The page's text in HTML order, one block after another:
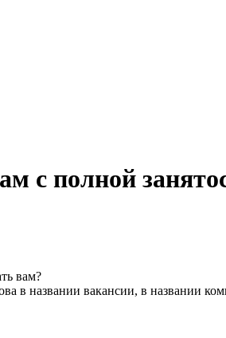
с полной
вам?
в названии вакансии, в названии